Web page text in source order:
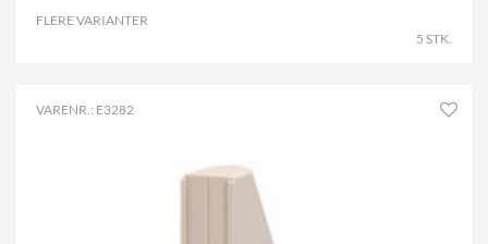
FLERE VARIANTER
5 STK.
VARENR.: E3282